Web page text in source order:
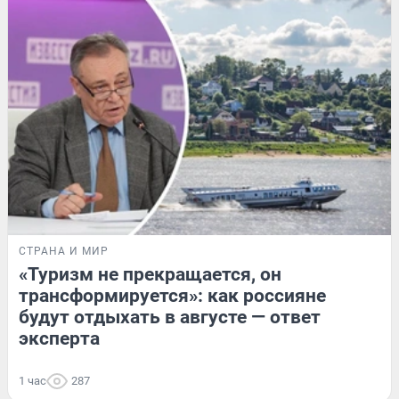
СТРАНА И МИР
«Туризм не прекращается, он
трансформируется»: как россияне
будут отдыхать в августе — ответ
эксперта
1 час 287